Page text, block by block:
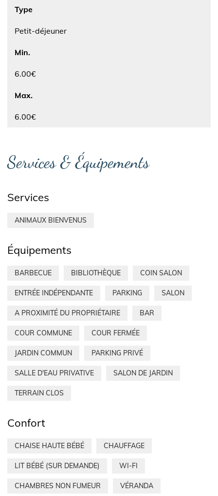
Type
Petit-déjeuner
Min.
6.00€
Max.
6.00€
Services & Équipements
Services
ANIMAUX BIENVENUS
Équipements
BARBECUE BIBLIOTHÈQUE COIN SALON
ENTRÉE INDÉPENDANTE PARKING SALON
A PROXIMITÉ DU PROPRIÉTAIRE BAR
COUR COMMUNE COUR FERMÉE
JARDIN COMMUN PARKING PRIVÉ
SALLE D'EAU PRIVATIVE SALON DE JARDIN
TERRAIN CLOS
Confort
CHAISE HAUTE BÉBÉ CHAUFFAGE
LIT BÉBÉ (SUR DEMANDE) WI-FI
CHAMBRES NON FUMEUR VÉRANDA